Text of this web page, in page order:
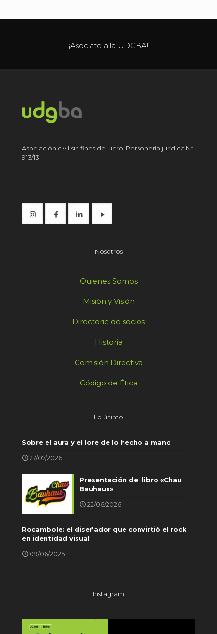
¡Asociate a la UDGBA!
Asociación civil sin fines de lucro. Personería jurídica Nº
913/13.
Nosotros
Quienes Somos
Misión y Visión
Directorio de socios
Historia
Comisión Directiva
Código de Ética
Lo último
Sobre el aura y el lore de lo hecho a mano
27/07/2026
Presentación del libro «Chau
Bauhaus»
22/06/2026
Rocambole: el diseñador que convirtió el rock
en identidad visual
09/06/2026
Instagram